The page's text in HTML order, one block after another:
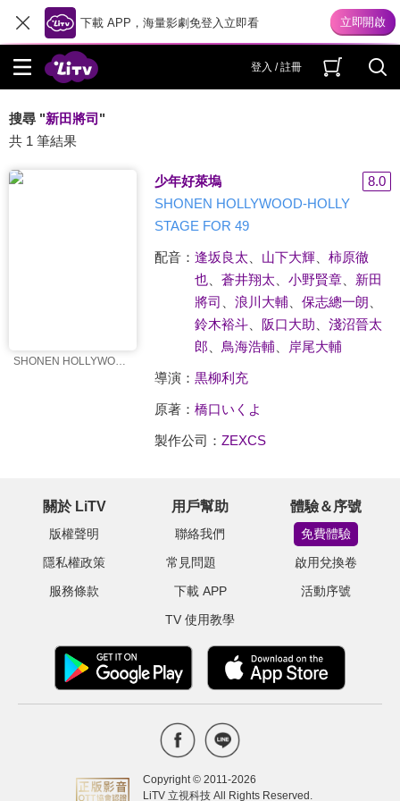
下載 APP，海量影劇免登入立即看
登入 / 註冊
搜尋 "新田將司 "
共 1 筆結果
SHONEN HOLLYWOOD-HOLLY STAGE FOR 49
少年好萊塢
8.0
SHONEN HOLLYWOOD-HOLLY
STAGE FOR 49
配音： 逢坂良太 山下大輝、 柿原徹
也、 蒼井翔太 小野賢章、 新田
將司
浪川大輔、 保志總一朗
鈴木裕斗、 阪口大助
淺沼晉太
郎
鳥海浩輔、 岸尾大輔
導演： 黒柳利充
原著： 橋口いくよ
製作公司： ZEXCS
關於 LiTV
版權聲明
隱私權政策
服務條款
用戶幫助
聯絡我們
常見問題
下載 APP
TV 使用教學
體驗＆序號
免費體驗
啟用兌換卷
活動序號
Copyright © 2011-2026
LiTV 立視科技 All Rights Reserved.